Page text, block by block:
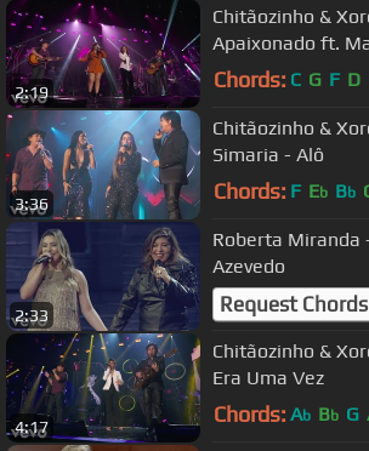
2:19
Chitãozinho &
Apaixonado ft.
Chords: C G F D
3:36
Chitãozinho &
Simaria - Alô
Chords: F Eb Bb
2:33
Roberta Miranda
Azevedo
Request Chords
4:17
Chitãozinho &
Era Uma Vez
Chords: Ab Bb G